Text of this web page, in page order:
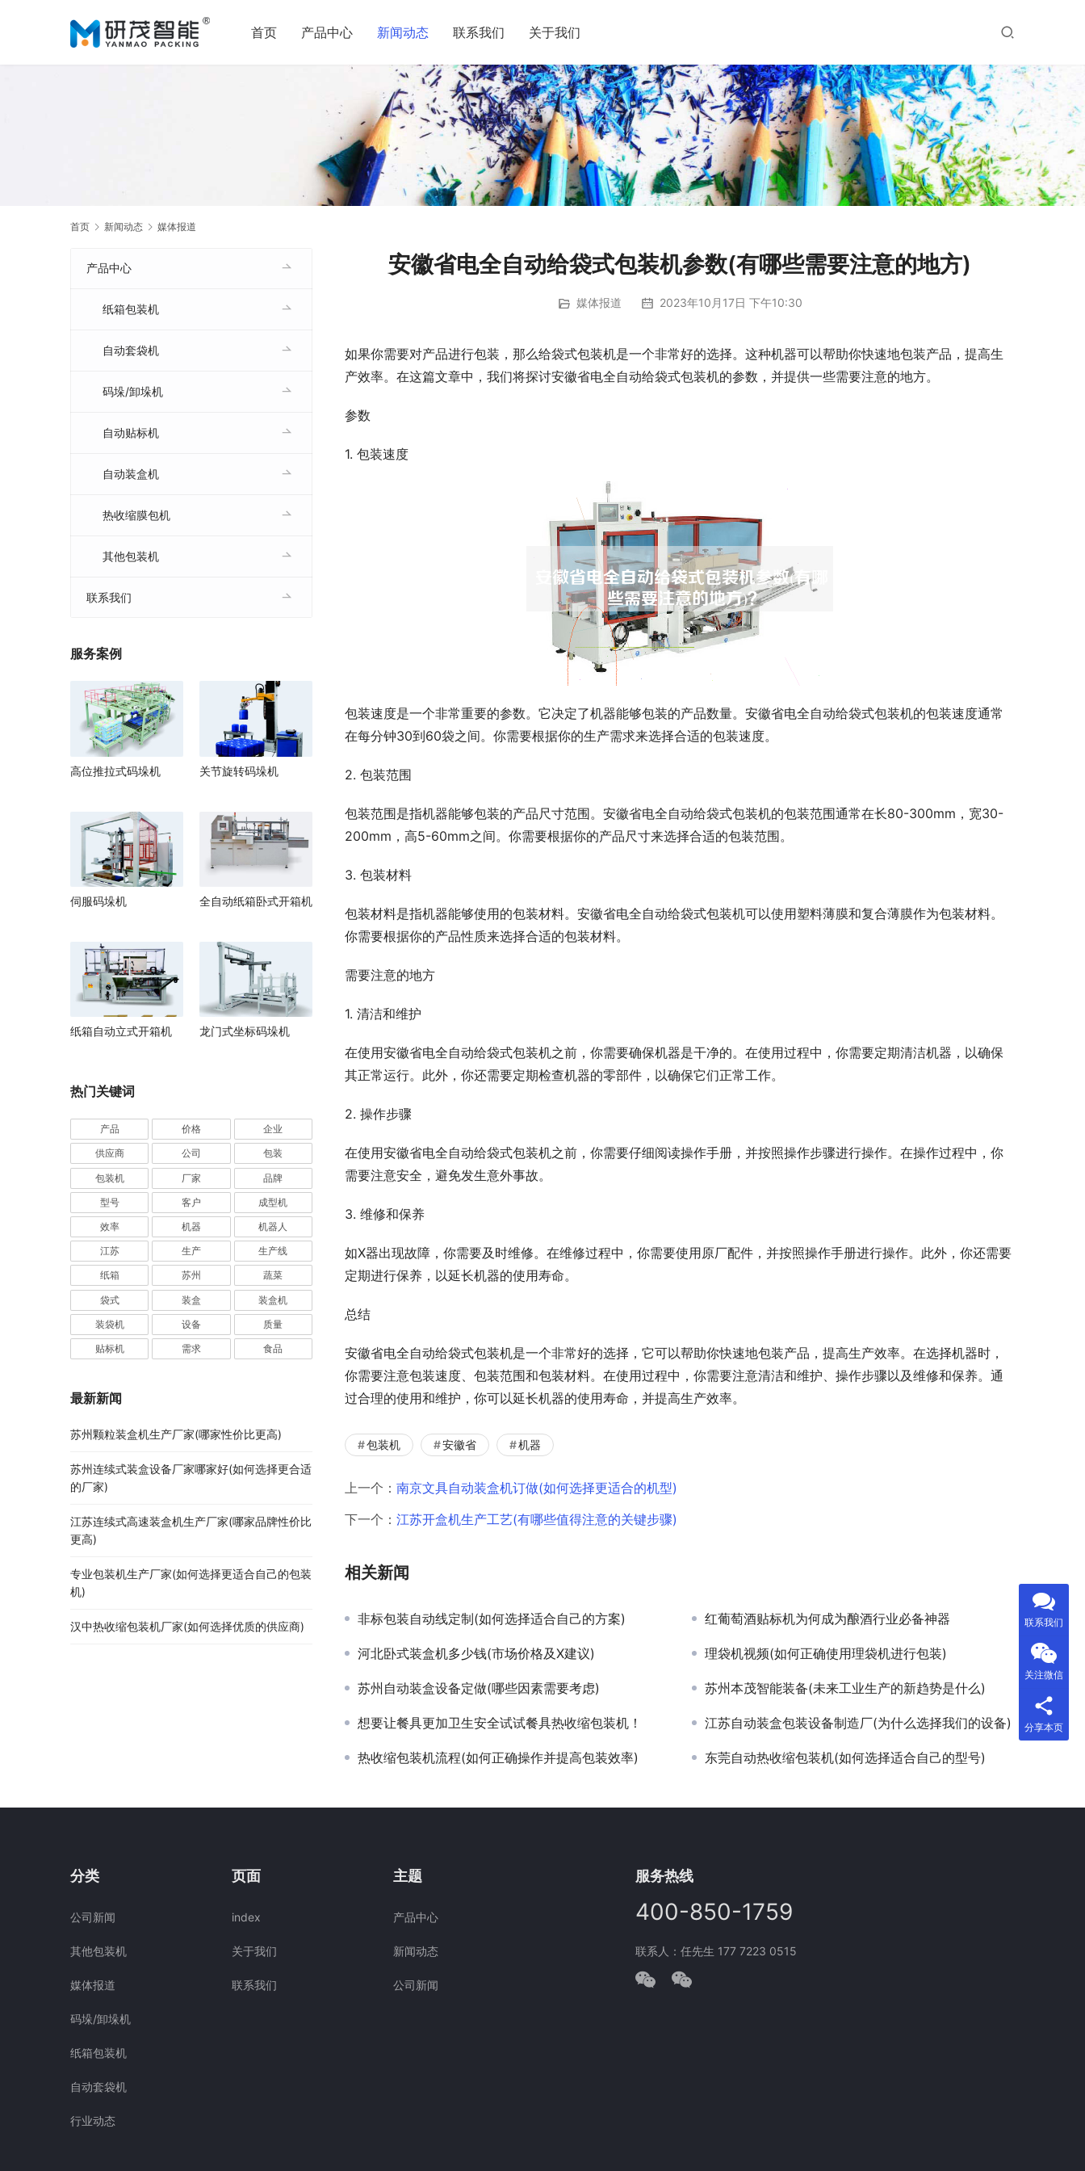
首页 产品中心 新闻动态 联系我们 关于我们
首页 新闻动态 媒体报道
安徽省电全自动给袋式包装机参数(有哪些需要注意的地方)
媒体报道 2023年10月17日 下午10:30
如果你需要对产品进行包装，那么给袋式包装机是一个非常好的选择。这种机器可以帮助你快速地包装产品，提高生
产效率。在这篇文章中，我们将探讨安徽省电全自动给袋式包装机的参数，并提供一些需要注意的地方。
参数
1. 包装速度
包装速度是一个非常重要的参数。它决定了机器能够包装的产品数量。安徽省电全自动给袋式包装机的包装速度通常
在每分钟30到60袋之间。你需要根据你的生产需求来选择合适的包装速度。
2. 包装范围
包装范围是指机器能够包装的产品尺寸范围。安徽省电全自动给袋式包装机的包装范围通常在长80-300mm，宽30-
200mm，高5-60mm之间。你需要根据你的产品尺寸来选择合适的包装范围。
3. 包装材料
包装材料是指机器能够使用的包装材料。安徽省电全自动给袋式包装机可以使用塑料薄膜和复合薄膜作为包装材料。
你需要根据你的产品性质来选择合适的包装材料。
需要注意的地方
1. 清洁和维护
在使用安徽省电全自动给袋式包装机之前，你需要确保机器是干净的。在使用过程中，你需要定期清洁机器，以确保
其正常运行。此外，你还需要定期检查机器的零部件，以确保它们正常工作。
2. 操作步骤
在使用安徽省电全自动给袋式包装机之前，你需要仔细阅读操作手册，并按照操作步骤进行操作。在操作过程中，你
需要注意安全，避免发生意外事故。
3. 维修和保养
如X器出现故障，你需要及时维修。在维修过程中，你需要使用原厂配件，并按照操作手册进行操作。此外，你还需要
定期进行保养，以延长机器的使用寿命。
总结
安徽省电全自动给袋式包装机是一个非常好的选择，它可以帮助你快速地包装产品，提高生产效率。在选择机器时，
你需要注意包装速度、包装范围和包装材料。在使用过程中，你需要注意清洁和维护、操作步骤以及维修和保养。通
过合理的使用和维护，你可以延长机器的使用寿命，并提高生产效率。
包装机 安徽省 机器
上一个： 南京文具自动装盒机订做(如何选择更适合的机型)
下一个： 江苏开盒机生产工艺(有哪些值得注意的关键步骤)
相关新闻
非标包装自动线定制(如何选择适合自己的方案) 红葡萄酒贴标机为何成为酿酒行业必备神器
河北卧式装盒机多少钱(市场价格及X建议) 理袋机视频(如何正确使用理袋机进行包装)
苏州自动装盒设备定做(哪些因素需要考虑) 苏州本茂智能装备(未来工业生产的新趋势是什么)
想要让餐具更加卫生安全试试餐具热收缩包装机！ 江苏自动装盒包装设备制造厂(为什么选择我们的设备)
热收缩包装机流程(如何正确操作并提高包装效率) 东莞自动热收缩包装机(如何选择适合自己的型号)
产品中心
纸箱包装机
自动套袋机
码垛/卸垛机
自动贴标机
自动装盒机
热收缩膜包机
其他包装机
联系我们
服务案例
高位推拉式码垛机 关节旋转码垛机
伺服码垛机 全自动纸箱卧式开箱机
纸箱自动立式开箱机 龙门式坐标码垛机
热门关键词
产品 价格 企业
供应商 公司 包装
包装机 厂家 品牌
型号 客户 成型机
效率 机器 机器人
江苏 生产 生产线
纸箱 苏州 蔬菜
袋式 装盒 装盒机
装袋机 设备 质量
贴标机 需求 食品
最新新闻
苏州颗粒装盒机生产厂家(哪家性价比更高)
苏州连续式装盒设备厂家哪家好(如何选择更合适
的厂家)
江苏连续式高速装盒机生产厂家(哪家品牌性价比
更高)
专业包装机生产厂家(如何选择更适合自己的包装
机)
汉中热收缩包装机厂家(如何选择优质的供应商)
分类
公司新闻
其他包装机
媒体报道
码垛/卸垛机
纸箱包装机
自动套袋机
行业动态
页面
index
关于我们
联系我们
主题
产品中心
新闻动态
公司新闻
服务热线
400-850-1759
联系人：任先生 177 7223 0515
联系我们
关注微信
分享本页